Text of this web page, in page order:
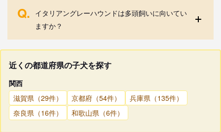
Q. イタリアングレーハウンドは多頭飼いに向いてい
ますか？
近くの都道府県の子犬を探す
関西
滋賀県（29件）
京都府（54件）
兵庫県（135件）
奈良県（16件）
和歌山県（6件）